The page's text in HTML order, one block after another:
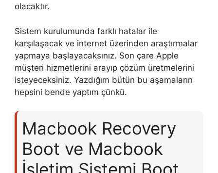
olacaktır.
Sistem kurulumunda farklı hatalar ile
karşılaşacak ve internet üzerinden araştırmalar
yapmaya başlayacaksınız. Son çare Apple
müşteri hizmetlerini arayıp çözüm üretmelerini
isteyeceksiniz. Yazdığım bütün bu aşamaların
hepsini bende yaptım çünkü.
Macbook Recovery
Boot ve Macbook